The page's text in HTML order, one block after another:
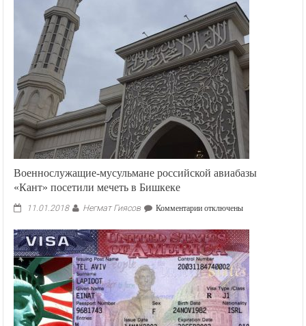
Военнослужащие-мусульмане российской авиабазы
«Кант» посетили мечеть в Бишкеке
11.01.2018 Негмат Гиясов Комментариик
Военнослужащие-
мусульмане
российской
авиабазы
«Кант»
посетили
мечеть
в
отключены